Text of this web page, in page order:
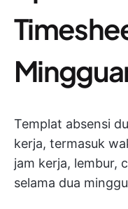
Templat absensi
kerja, termasuk
jam kerja, lembur,
selama dua